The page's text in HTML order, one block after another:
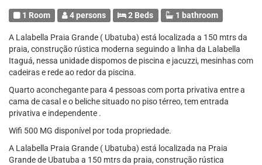
1 Room 4 persons 2 Beds 1 bathroom
A Lalabella Praia Grande ( Ubatuba) está localizada a 150 mtrs da
praia, construção rústica moderna seguindo a linha da Lalabella
Itaguá, nessa unidade dispomos de piscina e jacuzzi, mesinhas com
cadeiras e rede ao redor da piscina.
Quarto aconchegante para 4 pessoas com porta privativa entre a
cama de casal e o beliche situado no piso térreo, tem entrada
privativa e independente .
Wifi 500 MG disponível por toda propriedade.
A Lalabella Praia Grande ( Ubatuba) está localizada na Praia
Grande de Ubatuba a 150 mtrs da praia, construção rústica